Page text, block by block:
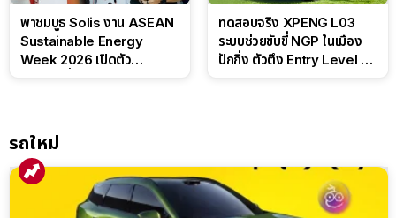
พาชมบูธ Solis งาน ASEAN
Sustainable Energy
Week 2026 เปิดตัว
ทดสอบจริง XPENG L03
ระบบช่วยขับขี่ NGP ในเมือง
ปักกิ่ง ตัวตึง Entry Level ที่
รถใหม่